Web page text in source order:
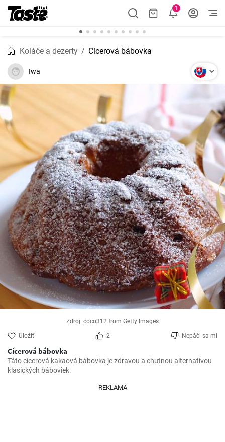
1
Koláče a dezerty Cícerová bábovka
Iwa
Zdroj: coco312 from Getty Images
Uložiť 2 Nepáči sa mi
Cícerová bábovka
Táto cícerová kakaová bábovka je zdravou a chutnou alternatívou
klasických báboviek.
REKLAMA